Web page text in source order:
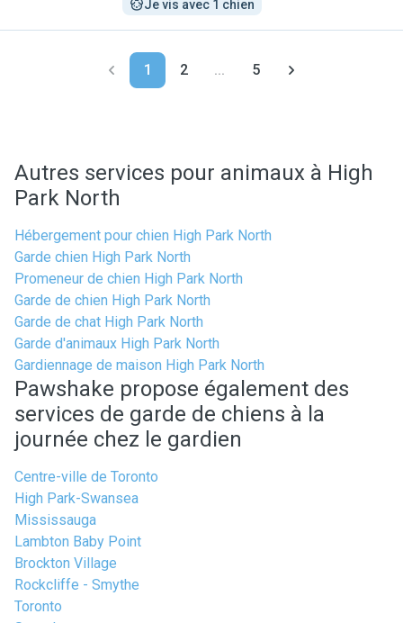
Je vis avec 1 chien
1 2 ... 5
Autres services pour animaux à High
Park North
Hébergement pour chien High Park North
Garde chien High Park North
Promeneur de chien High Park North
Garde de chien High Park North
Garde de chat High Park North
Garde d'animaux High Park North
Gardiennage de maison High Park North
Pawshake propose également des
services de garde de chiens à la
journée chez le gardien
Centre-ville de Toronto
High Park-Swansea
Mississauga
Lambton Baby Point
Brockton Village
Rockcliffe - Smythe
Toronto